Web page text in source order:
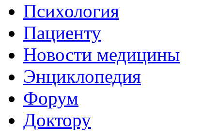
Психология
Пациенту
Новости медицины
Энциклопедия
Форум
Доктору